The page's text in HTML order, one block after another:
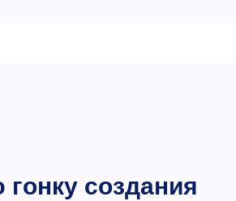
создания